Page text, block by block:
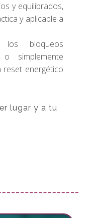
y equilibrados,
y aplicable a
bloqueos
simplemente
reset energético
lugar y a tu